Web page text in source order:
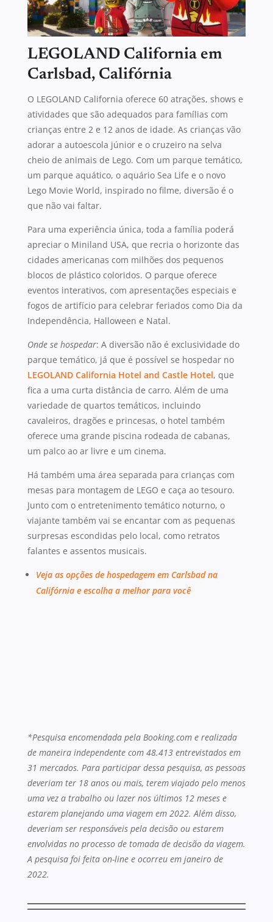
LEGOLAND California em
Carlsbad, Califórnia
O LEGOLAND California oferece 60 atrações, shows e
atividades que são adequados para famílias com
crianças entre 2 e 12 anos de idade. As crianças vão
adorar a autoescola júnior e o cruzeiro na selva
cheio de animais de Lego. Com um parque temático,
um parque aquático, o aquário Sea Life e o novo
Lego Movie World, inspirado no filme, diversão é o
que não vai faltar.
Para uma experiência única, toda a família poderá
apreciar o Miniland USA, que recria o horizonte das
cidades americanas com milhões dos pequenos
blocos de plástico coloridos. O parque oferece
eventos interativos, com apresentações especiais e
fogos de artifício para celebrar feriados como Dia da
Independência, Halloween e Natal.
Onde se hospedar: A diversão não é exclusividade do
parque temático, já que é possível se hospedar no
LEGOLAND California Hotel and Castle Hotel, que
fica a uma curta distância de carro. Além de uma
variedade de quartos temáticos, incluindo
cavaleiros, dragões e princesas, o hotel também
oferece uma grande piscina rodeada de cabanas,
um palco ao ar livre e um cinema.
Há também uma área separada para crianças com
mesas para montagem de LEGO e caça ao tesouro.
Junto com o entretenimento temático noturno, o
viajante também vai se encantar com as pequenas
surpresas escondidas pelo local, como retratos
falantes e assentos musicais.
Veja as opções de hospedagem em Carlsbad na
Califórnia e escolha a melhor para você
*Pesquisa encomendada pela Booking.com e realizada
de maneira independente com 48.413 entrevistados em
31 mercados. Para participar dessa pesquisa, as pessoas
deveriam ter 18 anos ou mais, terem viajado pelo menos
uma vez a trabalho ou lazer nos últimos 12 meses e
estarem planejando uma viagem em 2022. Além disso,
deveriam ser responsáveis pela decisão ou estarem
envolvidas no processo de tomada de decisão da viagem.
A pesquisa foi feita on-line e ocorreu em janeiro de
2022.